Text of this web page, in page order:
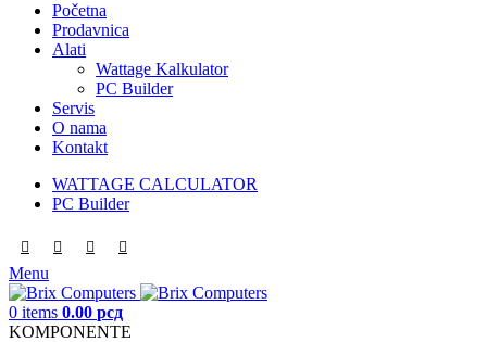
Početna
Prodavnica
Alati
Wattage Kalkulator
PC Builder
Servis
O nama
Kontakt
WATTAGE CALCULATOR
PC Builder
Menu
0 items 0.00 рсд
KOMPONENTE